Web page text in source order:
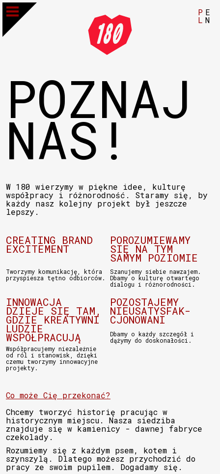
P
L
E
N
POZNAJ
NAS!
W 180 wierzymy w piękne idee, kulturę
współpracy i różnorodność. Staramy się, by
każdy nasz kolejny projekt był jeszcze
lepszy.
CREATING BRAND
EXCITEMENT
Tworzymy komunikację, która
przyspiesza tętno odbiorców.
POROZUMIEWAMY
SIĘ NA TYM
SAMYM POZIOMIE
Szanujemy siebie nawzajem.
Dbamy o kulturę otwartego
dialogu i różnorodności.
INNOWACJA
DZIEJE SIĘ TAM,
GDZIE KREATYWNI
LUDZIE
WSPÓŁPRACUJĄ
Współpracujemy niezależnie
od ról i stanowisk, dzięki
czemu tworzymy innowacyjne
projekty.
POZOSTAJEMY
NIEUSATYSFAK-
CJONOWANI
Dbamy o każdy szczegół i
dążymy do doskonałości.
Co może Cię przekonać?
Chcemy tworzyć historię pracując w
historycznym miejscu. Nasza siedziba
znajduje się w kamienicy - dawnej fabryce
czekolady.
Rozumiemy się z każdym psem, kotem i
szynszylą. Dlatego możesz przychodzić do
pracy ze swoim pupilem. Dogadamy się.